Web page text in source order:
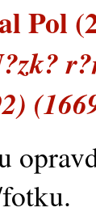
Pol